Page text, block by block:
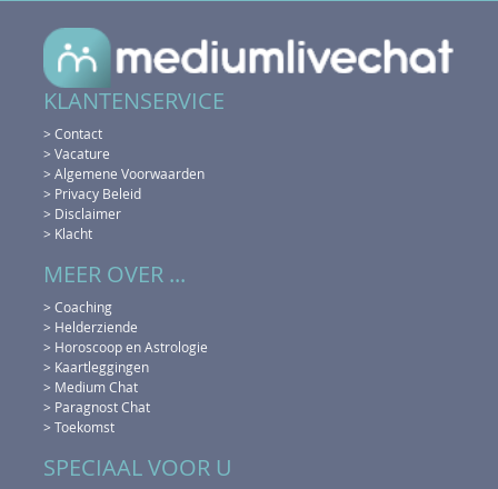
KLANTENSERVICE
> Contact
> Vacature
> Algemene Voorwaarden
> Privacy Beleid
> Disclaimer
> Klacht
MEER OVER ...
> Coaching
> Helderziende
> Horoscoop en Astrologie
> Kaartleggingen
> Medium Chat
> Paragnost Chat
> Toekomst
SPECIAAL VOOR U